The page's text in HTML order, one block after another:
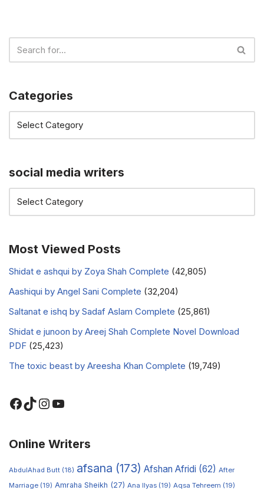
Categories
social media writers
Most Viewed Posts
Shidat e ashqui by Zoya Shah Complete (42,805)
Aashiqui by Angel Sani Complete (32,204)
Saltanat e ishq by Sadaf Aslam Complete (25,861)
Shidat e junoon by Areej Shah Complete Novel Download
PDF (25,423)
The toxic beast by Areesha Khan Complete (19,749)
Online Writers
AbdulAhad Butt (18) afsana (173) Afshan Afridi (62) After
Marriage (19) Amraha Sheikh (27) Ana Ilyas (19) Aqsa Tehreem (19)